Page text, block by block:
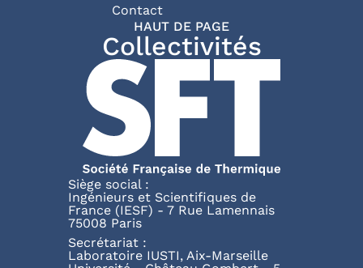
Pied de page
Contact
HAUT DE PAGE
Collectivités
Siège social :
Ingénieurs et Scientifiques de
France (IESF) - 7 Rue Lamennais
75008 Paris
Secrétariat :
Laboratoire IUSTI, Aix-Marseille